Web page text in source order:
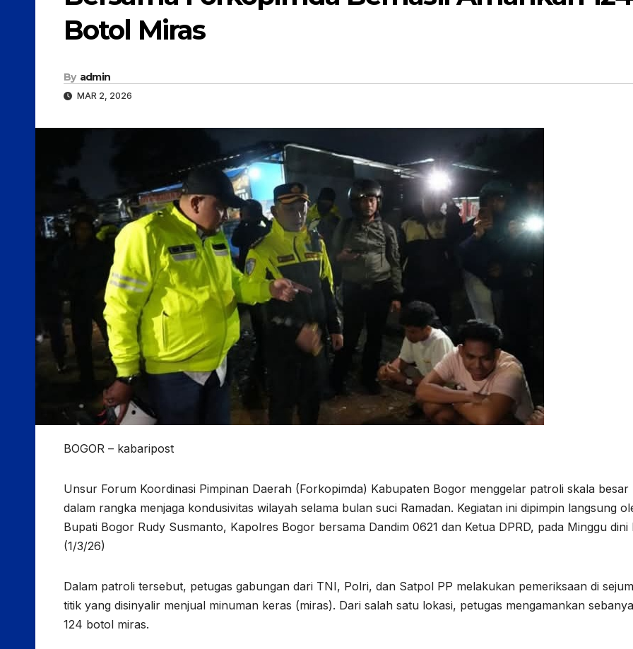
Botol Miras
By admin
MAR 2, 2026
BOGOR – kabaripost
Unsur Forum Koordinasi Pimpinan Daerah (Forkopimda) Kabupaten Bogor menggelar patroli skala besar
dalam rangka menjaga kondusivitas wilayah selama bulan suci Ramadan. Kegiatan ini dipimpin langsung
Bupati Bogor Rudy Susmanto, Kapolres Bogor bersama Dandim 0621 dan Ketua DPRD, pada Minggu dini
(1/3/26)
Dalam patroli tersebut, petugas gabungan dari TNI, Polri, dan Satpol PP melakukan pemeriksaan di
titik yang disinyalir menjual minuman keras (miras). Dari salah satu lokasi, petugas mengamankan
124 botol miras.